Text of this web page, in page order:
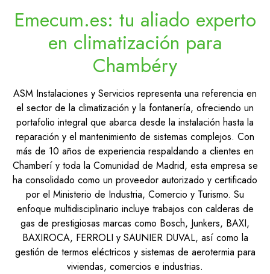
Emecum.es: tu aliado experto
en climatización para
Chambéry
ASM Instalaciones y Servicios representa una referencia en
el sector de la climatización y la fontanería, ofreciendo un
portafolio integral que abarca desde la instalación hasta la
reparación y el mantenimiento de sistemas complejos. Con
más de 10 años de experiencia respaldando a clientes en
Chamberí y toda la Comunidad de Madrid, esta empresa se
ha consolidado como un proveedor autorizado y certificado
por el Ministerio de Industria, Comercio y Turismo. Su
enfoque multidisciplinario incluye trabajos con calderas de
gas de prestigiosas marcas como Bosch, Junkers, BAXI,
BAXIROCA, FERROLI y SAUNIER DUVAL, así como la
gestión de termos eléctricos y sistemas de aerotermia para
viviendas, comercios e industrias.